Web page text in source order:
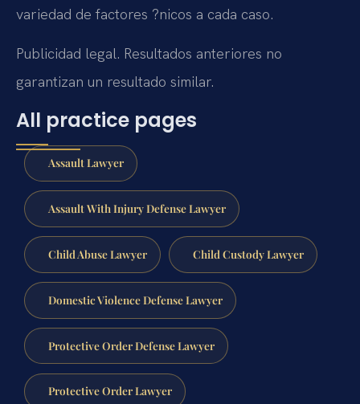
variedad de factores ?nicos a cada caso.
Publicidad legal. Resultados anteriores no
garantizan un resultado similar.
All practice pages
Assault Lawyer
Assault With Injury Defense Lawyer
Child Abuse Lawyer Child Custody Lawyer
Domestic Violence Defense Lawyer
Protective Order Defense Lawyer
Protective Order Lawyer